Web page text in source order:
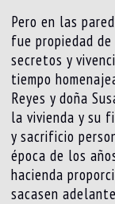
Pero en las
fue propiedad
secretos y
tiempo
Reyes y doña
la vivienda y su
y sacrificio
época de los
hacienda
sacasen